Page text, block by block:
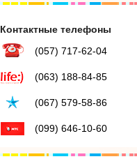
Контактные телефоны
(057) 717-62-04
(063) 188-84-85
(067) 579-58-86
(099) 646-10-60